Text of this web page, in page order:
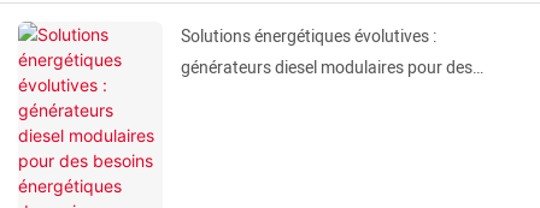
Solutions énergétiques évolutives :
générateurs diesel modulaires pour des